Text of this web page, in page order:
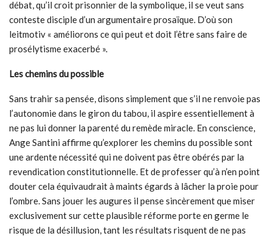
débat, qu’il croit prisonnier de la symbolique, il se veut sans
conteste disciple d’un argumentaire prosaïque. D’où son
leitmotiv « améliorons ce qui peut et doit l’être sans faire de
prosélytisme exacerbé ».
Les chemins du possible
Sans trahir sa pensée, disons simplement que s’il ne renvoie pas
l’autonomie dans le giron du tabou, il aspire essentiellement à
ne pas lui donner la parenté du remède miracle. En conscience,
Ange Santini affirme qu’explorer les chemins du possible sont
une ardente nécessité qui ne doivent pas être obérés par la
revendication constitutionnelle. Et de professer qu’à n’en point
douter cela équivaudrait à maints égards à lâcher la proie pour
l’ombre. Sans jouer les augures il pense sincèrement que miser
exclusivement sur cette plausible réforme porte en germe le
risque de la désillusion, tant les résultats risquent de ne pas